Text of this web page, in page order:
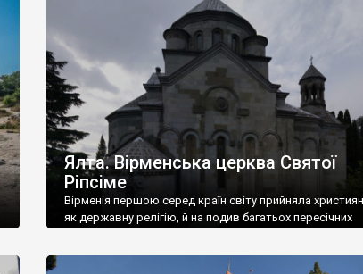
називаються «повстяками» (postaki)…” “Вино. Крим
виробляє відмінне вино і його вдосталь: воно все
легке біле і дуже […]
Ялта. Вірменська церква Святої
Ріпсіме
Вірменія першою серед країн світу прийняла
як державну релігію, й на подив багатьох пересічних